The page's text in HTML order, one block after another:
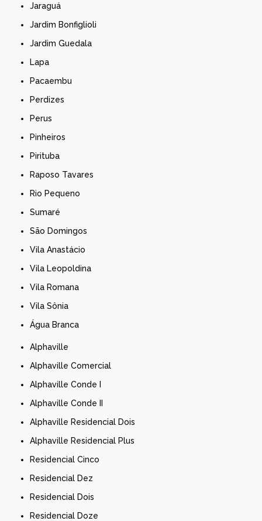
Jaraguá
Jardim Bonfiglioli
Jardim Guedala
Lapa
Pacaembu
Perdizes
Perus
Pinheiros
Pirituba
Raposo Tavares
Rio Pequeno
Sumaré
São Domingos
Vila Anastácio
Vila Leopoldina
Vila Romana
Vila Sônia
Água Branca
Alphaville
Alphaville Comercial
Alphaville Conde I
Alphaville Conde II
Alphaville Residencial Dois
Alphaville Residencial Plus
Residencial Cinco
Residencial Dez
Residencial Dois
Residencial Doze